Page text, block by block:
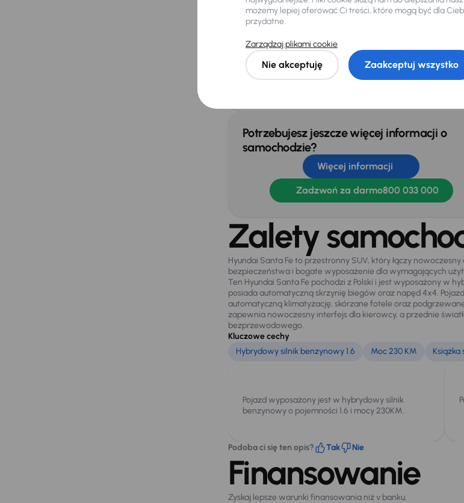
El. otwierany bagażnik
Elektr. składane
Extra
Potrzebujesz jeszcze więcej informacji o
samochodzie?
Więcej informacji
Zadzwoń za darmo800 033 000
Zalety
Hyundai Santa Fe to przestronny SUV, który łączy
bezpieczeństwa i bogate wyposażenie dla wymagających
Ten Hyundai Santa Fe pochodzi z Polski i jest wyposażony w
posiada automatyczną skrzynię biegów oraz napęd 4x4.
automatyczną klimatyzację, skórzane fotele oraz
zapewnia nowoczesny interfejs dla kierowcy, a przednie
bezprzewodowego.
Kluczowe cechy
Hybrydowy silnik benzynowy 1.6
Moc 230 KM
Pojazd wyposażony jest w hybrydowy silnik
benzynowy o pojemności 1.6 i mocy 230KM.
Podoba ci się ten opis? Tak Nie
Finansowanie
Zyskaj lepsze warunki finansowania niż v banku.
możemy lepiej oferować Ci treści, które mogą być dla
przydatne.
Zarządzaj plikami cookie
Nie akceptuję Zaakceptuj wszystko